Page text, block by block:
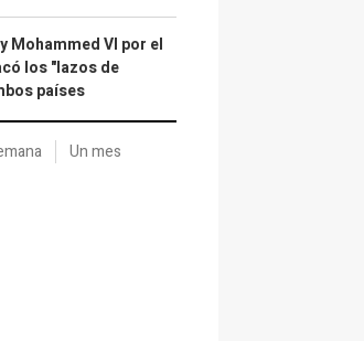
Mohammed VI por el
los "lazos de
países
Un mes